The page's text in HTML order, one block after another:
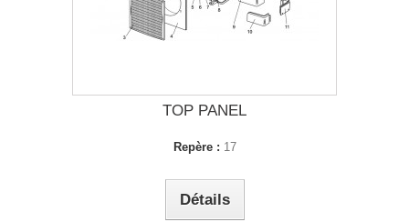
TOP PANEL
Repère : 17
Détails